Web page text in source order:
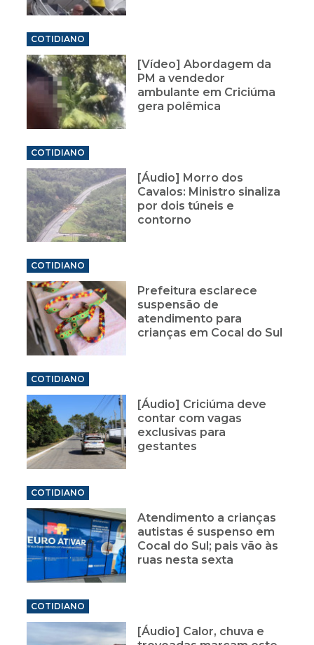
COTIDIANO
[Vídeo] Abordagem da
PM a vendedor
ambulante em Criciúma
gera polêmica
COTIDIANO
[Áudio] Morro dos
Cavalos: Ministro sinaliza
por dois túneis e
contorno
COTIDIANO
Prefeitura esclarece
suspensão de
atendimento para
crianças em Cocal do Sul
COTIDIANO
[Áudio] Criciúma deve
contar com vagas
exclusivas para
gestantes
COTIDIANO
Atendimento a crianças
autistas é suspenso em
Cocal do Sul; pais vão às
ruas nesta sexta
COTIDIANO
[Áudio] Calor, chuva e